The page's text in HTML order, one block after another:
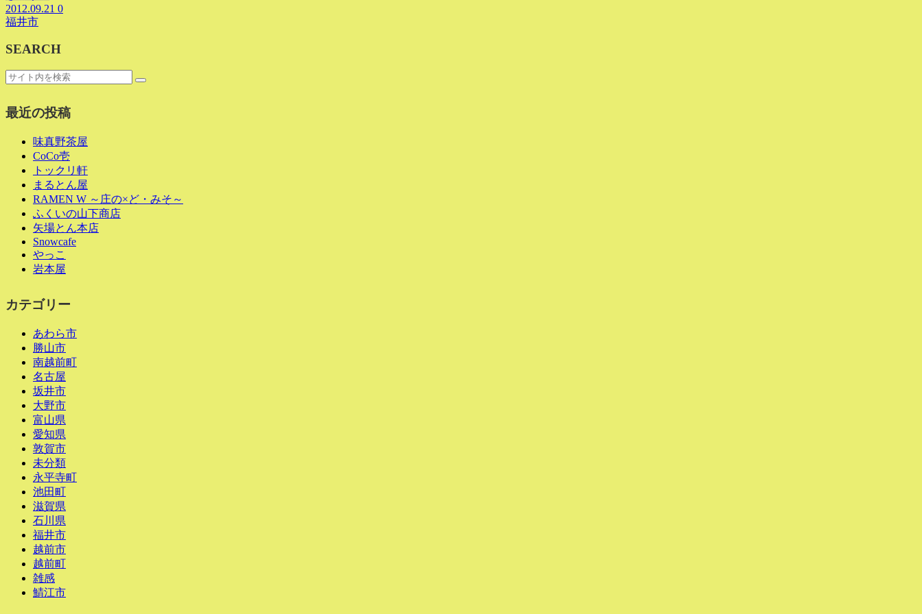
2012.09.21 0
福井市
SEARCH
最近の投稿
味真野茶屋
CoCo壱
トックリ軒
まるとん屋
RAMEN W ～庄の×ど・みそ～
ふくいの山下商店
矢場とん本店
Snowcafe
やっこ
岩本屋
カテゴリー
あわら市
勝山市
南越前町
名古屋
坂井市
大野市
富山県
愛知県
敦賀市
未分類
永平寺町
池田町
滋賀県
石川県
福井市
越前市
越前町
雑感
鯖江市